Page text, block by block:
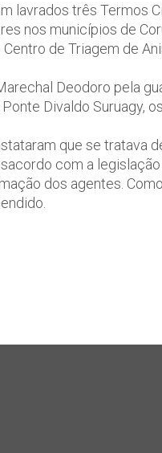
lavrados três Termos
nos municípios de
de Triagem de
Deodoro pela
Divaldo Suruagy,
que se tratava
com a
dos agentes.